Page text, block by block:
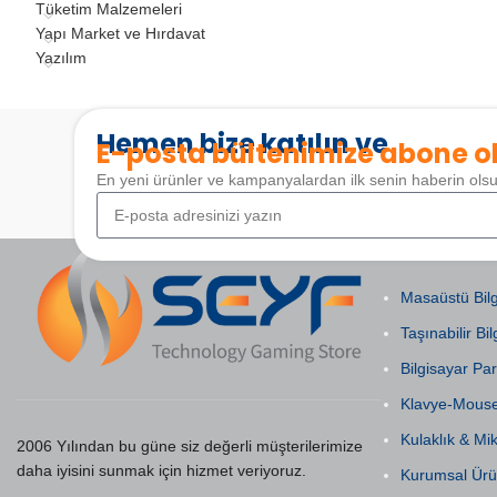
Tüketim Malzemeleri
Yapı Market ve Hırdavat
Yazılım
Hemen bize katılın ve
E-posta bültenimize abone
En yeni ürünler ve kampanyalardan ilk senin haberin
2006 Yılından bu güne siz değerli müşterilerimize
daha iyisini sunmak için hizmet veriyoruz.
Masaüstü
Taşınabilir
Bilgisayar
Klavye-
Kulaklık &
Kurumsal